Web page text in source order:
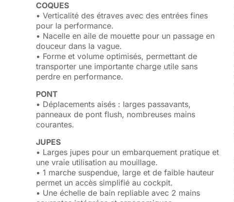
COQUES
• Verticalité des étraves avec des entrées fines
pour la performance.
• Nacelle en aile de mouette pour un passage en
douceur dans la vague.
• Forme et volume optimisés, permettant de
transporter une importante charge utile sans
perdre en performance.
PONT
• Déplacements aisés : larges passavants,
panneaux de pont flush, nombreuses mains
courantes.
JUPES
• Larges jupes pour un embarquement pratique et
une vraie utilisation au mouillage.
• 1 marche suspendue, large et de faible hauteur
permet un accès simplifié au cockpit.
• Une échelle de bain repliable avec 2 mains